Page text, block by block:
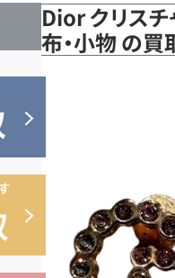
Dior クリスチ
布・小物 の買